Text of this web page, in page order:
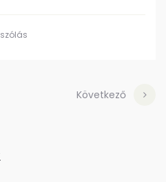
Következő